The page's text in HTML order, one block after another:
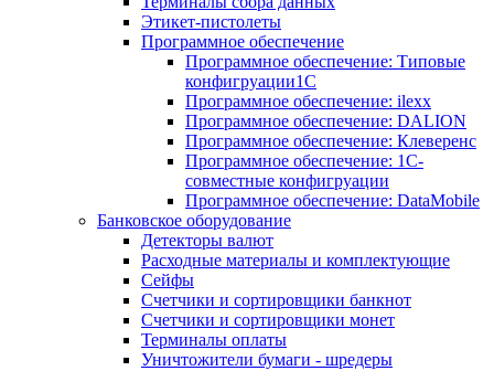
Этикет-пистолеты
Программное обеспечение
Программное обеспечение: Типовые
конфигруации1С
Программное обеспечение: ilexx
Программное обеспечение: DALION
Программное обеспечение: Клеверенс
Программное обеспечение: 1С-
совместные конфигруации
Программное обеспечение: DataMobile
Банковское оборудование
Детекторы валют
Расходные материалы и комплектующие
Сейфы
Счетчики и сортировщики банкнот
Счетчики и сортировщики монет
Терминалы оплаты
Уничтожители бумаги - шредеры